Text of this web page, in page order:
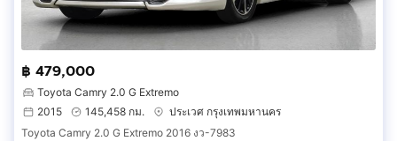
฿ 479,000
Toyota Camry 2.0 G Extremo
2015
145,458 กม.
ประเวศ กรุงเทพมหานคร
Toyota Camry 2.0 G Extremo 2016 งว-7983